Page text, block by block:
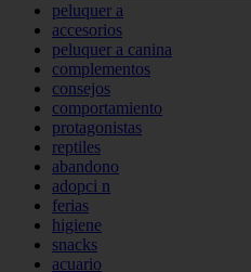
peluquer a
accesorios
peluquer a canina
complementos
consejos
comportamiento
protagonistas
reptiles
abandono
adopci n
ferias
higiene
snacks
acuario